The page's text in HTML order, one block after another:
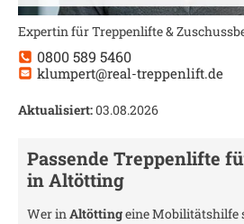
Expertin für Treppenlifte &
0800 589 5460
klumpert@real-treppenlift.de
Aktualisiert:03.08.2026
Passende Treppenlifte
inAltötting
Wer inAltöttingeine Mobilitätshilfe